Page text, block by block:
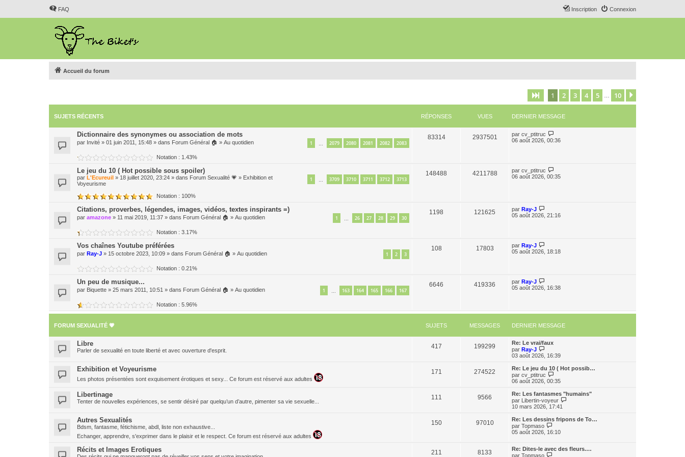
FAQ Connexion
Inscription
Accueil du forum
Page sur10
1 2 3 4 5 10
SUJETS RÉCENTS RÉPONSES VUES DERNIER MESSAGE
Dictionnaire des synonymes ou association de mots
1 2079 2080 2081 2082 2083
par Invité » 01 juin 2011, 15:48 » dans Forum Général 🏠 » Au quotidien
Notation : 1.43%
83314 2937501 par cv_ptitruc
06 août 2026, 00:36
Le jeu du 10 ( Hot possible sous spoiler)
1 3709 3710 3711 3712 3713
par L'Ecureuil » 18 juillet 2020, 23:24 » dans Forum Sexualité 💗 » Exhibition et
Voyeurisme
Notation : 100%
148488 4211788 par cv_ptitruc
06 août 2026, 00:35
Citations, proverbes, légendes, images, vidéos, textes inspirants =)
1 26 27 28 29 30
par amazone » 11 mai 2019, 11:37 » dans Forum Général 🏠 » Au quotidien
Notation : 3.17%
1198 121625 par Ray-J
05 août 2026, 21:16
Vos chaînes Youtube préférées
1 2 3
par Ray-J » 15 octobre 2023, 10:09 » dans Forum Général 🏠 » Au quotidien
Notation : 0.21%
108 17803 par Ray-J
05 août 2026, 18:18
Un peu de musique...
1 163 164 165 166 167
par Biquette » 25 mars 2011, 10:51 » dans Forum Général 🏠 » Au quotidien
Notation : 5.96%
6646 419336 par Ray-J
05 août 2026, 16:38
FORUM SEXUALITÉ 💗 SUJETS MESSAGES DERNIER MESSAGE
Libre
Parler de sexualité en toute liberté et avec ouverture d'esprit.
417 199299
Re: Le vrai/faux
par Ray-J
o
s
u
r
l
e
e
r
n
r
03 août 2026, 16:39
Exhibition et Voyeurisme
Les photos présentées sont exquisement érotiques et sexy... Ce forum est réservé aux adultes
171 274522
Re: Le jeu du 10 ( Hot possib…
par cv_ptitruc
o
s
u
l
t
e
r
l
e
e
06 août 2026, 00:35
Libertinage
Tenter de nouvelles expériences, se sentir désiré par quelqu’un d’autre, pimenter sa vie sexuelle...
111 9566
Re: Les fantasmes "humains"
par Libertin-voyeur
s
r
10 mars 2026, 17:41
Autres Sexualités
Bdsm, fantasme, fétichisme, abdl, liste non exhaustive...
Echanger, apprendre, s'exprimer dans le plaisir et le respect. Ce forum est réservé aux adultes
150 97010
Re: Les dessins fripons de To…
par Topmaso
o
u
05 août 2026, 16:10
Récits et Images Erotiques 211 8133
Re: Dites-le avec des fleurs.…
par Topmaso